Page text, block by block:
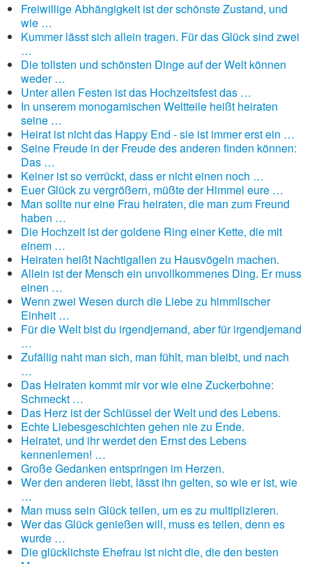
Freiwillige Abhängigkeit ist der schönste Zustand, und
wie …
Kummer lässt sich allein tragen. Für das Glück sind zwei
…
Die tollsten und schönsten Dinge auf der Welt können
weder …
Unter allen Festen ist das Hochzeitsfest das …
In unserem monogamischen Weltteile heißt heiraten
seine …
Heirat ist nicht das Happy End - sie ist immer erst ein …
Seine Freude in der Freude des anderen finden können:
Das …
Keiner ist so verrückt, dass er nicht einen noch …
Euer Glück zu vergrößern, müßte der Himmel eure …
Man sollte nur eine Frau heiraten, die man zum Freund
haben …
Die Hochzeit ist der goldene Ring einer Kette, die mit
einem …
Heiraten heißt Nachtigallen zu Hausvögeln machen.
Allein ist der Mensch ein unvollkommenes Ding. Er muss
einen …
Wenn zwei Wesen durch die Liebe zu himmlischer
Einheit …
Für die Welt bist du irgendjemand, aber für irgendjemand
…
Zufällig naht man sich, man fühlt, man bleibt, und nach
…
Das Heiraten kommt mir vor wie eine Zuckerbohne:
Schmeckt …
Das Herz ist der Schlüssel der Welt und des Lebens.
Echte Liebesgeschichten gehen nie zu Ende.
Heiratet, und ihr werdet den Ernst des Lebens
kennenlernen! …
Große Gedanken entspringen im Herzen.
Wer den anderen liebt, lässt ihn gelten, so wie er ist, wie
…
Man muss sein Glück teilen, um es zu multiplizieren.
Wer das Glück genießen will, muss es teilen, denn es
wurde …
Die glücklichste Ehefrau ist nicht die, die den besten